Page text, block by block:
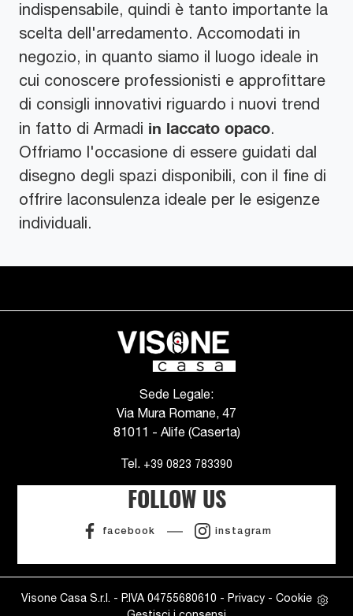
indispensabile, quindi è tanto importante la
scelta dell'arredamento. Accomodati in
negozio, in quanto siamo il luogo ideale in
cui conoscere professionisti e approfittare
di consigli innovativi riguardo i nuovi trend
in fatto di Armadi in laccato opaco.
Offriamo l'occasione di essere guidati dal
disegno degli spazi disponibili, con il fine di
offrire laconsulenza ideale per le esigenze
individuali.
Sede Legale:
Via Mura Romane, 47
81011 - Alife (Caserta)
Tel. +39 0823 783390
FOLLOW US
facebook instagram
Visone Casa S.r.l. - P.IVA 04755680610 - Privacy - Cookie